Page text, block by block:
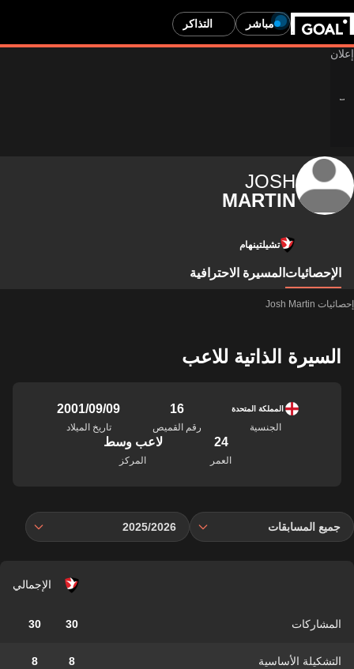
مباشر التذاكر
JOSH
MARTIN
تشيلتينهام
الإحصائيات المسيرة الاحترافية
إحصائيات Josh Martin
السيرة الذاتية للاعب
المملكة المتحدة
الجنسية
16
رقم القميص
09‏/09‏/2001
تاريخ الميلاد
24
العمر
لاعب وسط
المركز
جميع المسابقات 2025/2026
الإجمالي
المشاركات 30
30
التشكيلة الأساسية 8
8